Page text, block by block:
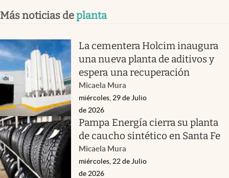
Más noticias deplanta
La cementera Holcim inaugura
una nueva planta de aditivos y
espera una recuperación
Micaela Mura
miércoles, 29 de Julio
de 2026
Pampa Energía cierra su planta
de caucho sintético en Santa Fe
Micaela Mura
miércoles, 22 de Julio
de 2026